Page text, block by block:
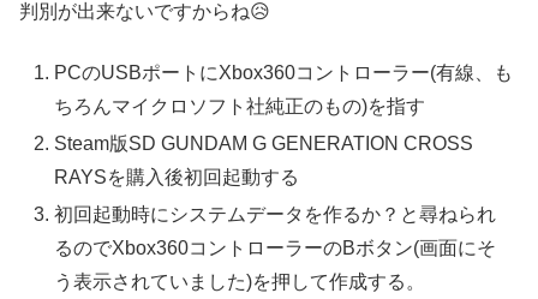
判別が出来ないですからね😥
PCのUSBポートにXbox360コントローラー(有線、も
ちろんマイクロソフト社純正のもの)を指す
Steam版SD GUNDAM G GENERATION CROSS
RAYSを購入後初回起動する
初回起動時にシステムデータを作るか？と尋ねられ
るのでXbox360コントローラーのBボタン(画面にそ
う表示されていました)を押して作成する。